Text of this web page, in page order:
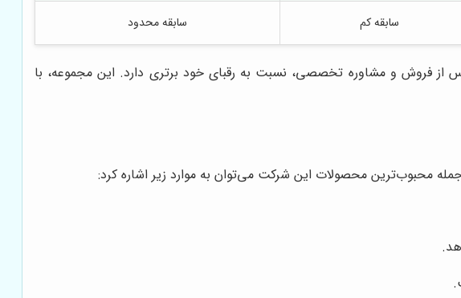
سابقه کم سابقه محدود
از فروش و مشاوره تخصصی، نسبت به رقبای خود برتری دارد. این مجموعه، با
محبوب‌ترین محصولات این شرکت می‌توان به موارد زیر اشاره کرد: